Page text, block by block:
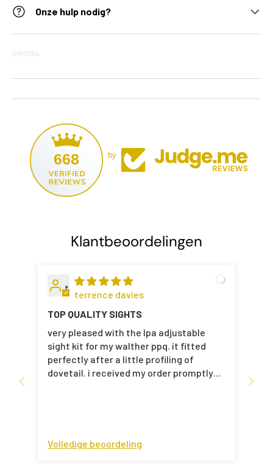
Onze hulp nodig?
SPF13WA
668 by
Klantbeoordelingen
t
terrence davies
TOP QUALITY SIGHTS
very pleased with the lpa adjustable
sight kit for my walther ppq. it fitted
perfectly after a little profiling of
dovetail. i received my order promptly
for your professional service and top
Volledige beoordeling